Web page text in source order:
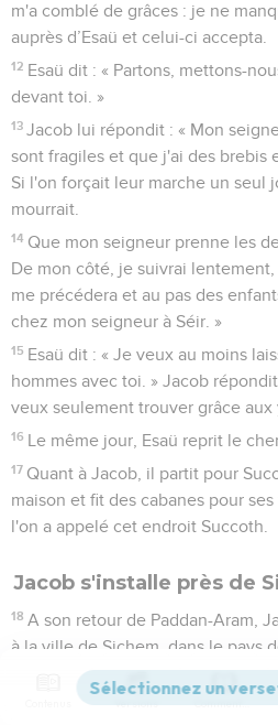
m'a comblé de grâces : je ne
auprès d’Esaü et celui-ci accepta.
12 Esaü dit : « Partons, mettons-
devant toi. »
13 Jacob lui répondit : « Mon
sont fragiles et que j'ai des brebis
Si l'on forçait leur marche un seul
mourrait.
14 Que mon seigneur prenne les
De mon côté, je suivrai
me précédera et au pas des
chez mon seigneur à Séir. »
15 Esaü dit : « Je veux au moins
hommes avec toi. » Jacob
veux seulement trouver grâce
16 Le même jour, Esaü reprit le
17 Quant à Jacob, il partit pour
maison et fit des cabanes pour
l'on a appelé cet endroit Succoth.
Jacob s'installe près de
18 A son retour de Paddan-Aram,
à la ville de Sichem, dans le pays
camp devant la ville.
Il acheta la portion du champ où
Versions Commentaires